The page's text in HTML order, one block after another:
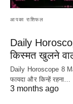
आपका राशिफल
Daily
किस्मत खुलने
Daily Horoscope 8
फायदा और किन्हें रहना…
3 months ago